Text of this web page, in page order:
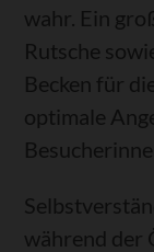
wahr. Ein
Rutsche
Becken für
optimale
während der